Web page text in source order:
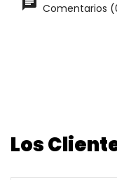
Comentarios
Los